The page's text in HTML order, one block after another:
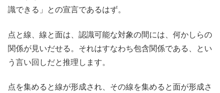
識できる」との宣言であるはず。
点と線、線と面は、認識可能な対象の間には、何かしらの
関係が見いだせる。それはすなわち包含関係である、とい
う言い回しだと推理します。
点を集めると線が形成され、その線を集めると面が形成さ